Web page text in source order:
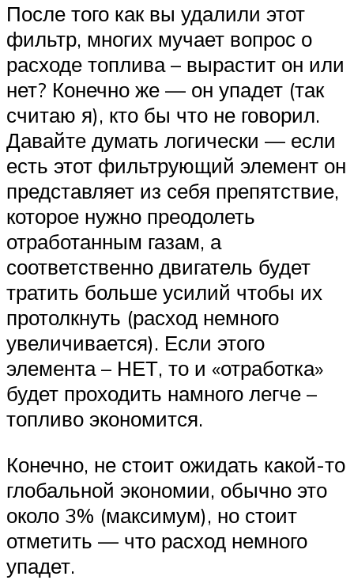
После того как вы удалили этот
фильтр, многих мучает вопрос о
расходе топлива – вырастит он или
нет? Конечно же — он упадет (так
считаю я), кто бы что не говорил.
Давайте думать логически — если
есть этот фильтрующий элемент он
представляет из себя препятствие,
которое нужно преодолеть
отработанным газам, а
соответственно двигатель будет
тратить больше усилий чтобы их
протолкнуть (расход немного
увеличивается). Если этого
элемента – НЕТ, то и «отработка»
будет проходить намного легче –
топливо экономится.
Конечно, не стоит ожидать какой-то
глобальной экономии, обычно это
около 3% (максимум), но стоит
отметить — что расход немного
упадет.